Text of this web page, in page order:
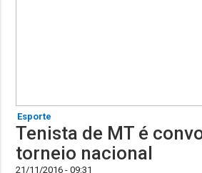
Esporte
Tenista de MT é
torneio nacional
21/11/2016 - 09:31